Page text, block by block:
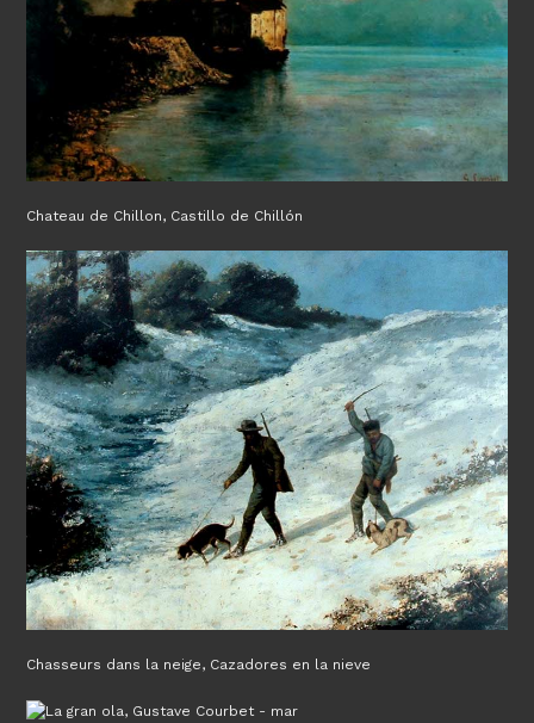
Chateau de Chillon, Castillo de Chillón
Chasseurs dans la neige, Cazadores en la nieve